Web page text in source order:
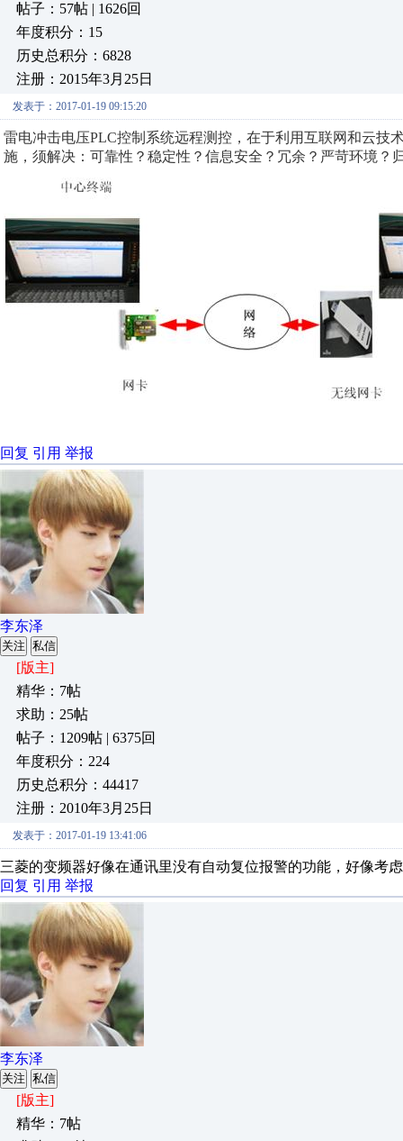
帖子：57帖 | 1626回
年度积分：15
历史总积分：6828
注册：2015年3月25日
发表于：2017-01-19 09:15:20
雷电冲击电压PLC控制系统远程测控，在于利用互联网和云技
施，须解决： 可靠性？稳定性？信息安全？冗余？严苛环境？
回复 引用 举报
李东泽
关注 私信
[版主]
精华：7帖
求助：25帖
帖子：1209帖 | 6375回
年度积分：224
历史总积分：44417
注册：2010年3月25日
发表于：2017-01-19 13:41:06
三菱的变频器好像在通讯里没有自动复位报警的功能，好像考
回复 引用 举报
李东泽
关注 私信
[版主]
精华：7帖